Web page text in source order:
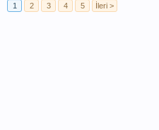
1
2 3 4 5 İleri >